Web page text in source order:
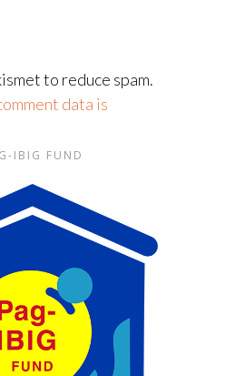
to reduce spam.
data is
IBIG FUND